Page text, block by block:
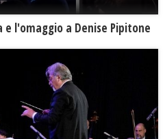
e l'omaggio a Denise Pipitone